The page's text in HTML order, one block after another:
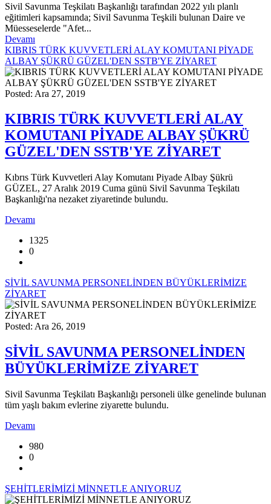
Sivil Savunma Teşkilatı Başkanlığı tarafından 2022 yılı planlı
eğitimleri kapsamında; Sivil Savunma Teşkili bulunan Daire ve
Müesseselerde "Afet...
Devamı
KIBRIS TÜRK KUVVETLERİ ALAY KOMUTANI PİYADE
ALBAY ŞÜKRÜ GÜZEL'DEN SSTB'YE ZİYARET
Posted: Ara 27, 2019
KIBRIS TÜRK KUVVETLERİ ALAY
KOMUTANI PİYADE ALBAY ŞÜKRÜ
GÜZEL'DEN SSTB'YE ZİYARET
Kıbrıs Türk Kuvvetleri Alay Komutanı Piyade Albay Şükrü
GÜZEL, 27 Aralık 2019 Cuma günü Sivil Savunma Teşkilatı
Başkanlığı'na nezaket ziyaretinde bulundu.
Devamı
1325
0
SİVİL SAVUNMA PERSONELİNDEN BÜYÜKLERİMİZE
ZİYARET
Posted: Ara 26, 2019
SİVİL SAVUNMA PERSONELİNDEN
BÜYÜKLERİMİZE ZİYARET
Sivil Savunma Teşkilatı Başkanlığı personeli ülke genelinde bulunan
tüm yaşlı bakım evlerine ziyarette bulundu.
Devamı
980
0
ŞEHİTLERİMİZİ MİNNETLE ANIYORUZ